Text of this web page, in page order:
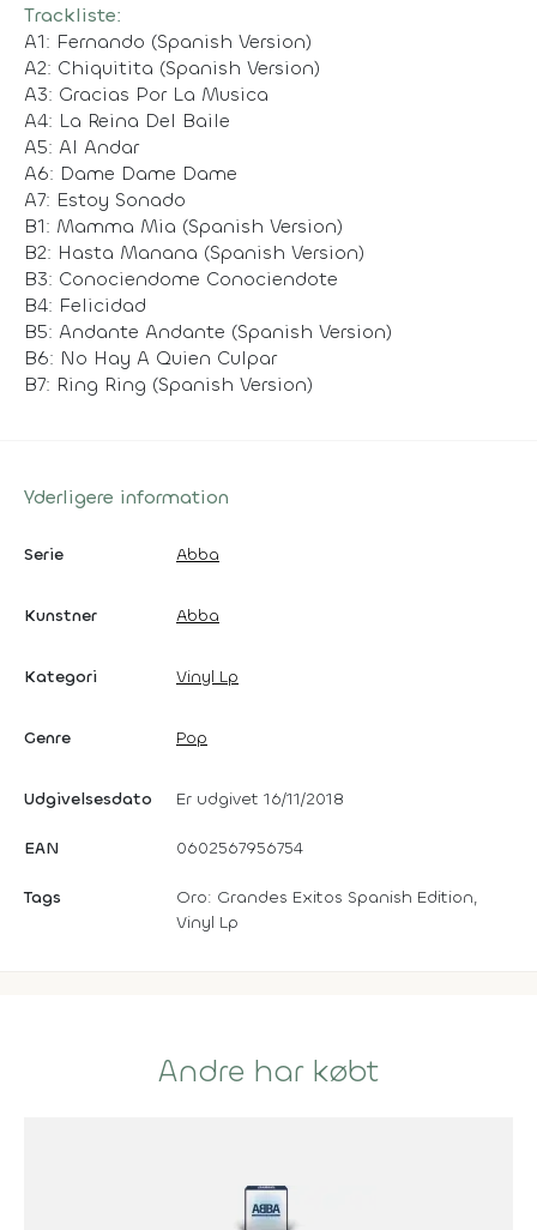
Trackliste:
A1: Fernando (Spanish Version)
A2: Chiquitita (Spanish Version)
A3: Gracias Por La Musica
A4: La Reina Del Baile
A5: Al Andar
A6: Dame Dame Dame
A7: Estoy Sonado
B1: Mamma Mia (Spanish Version)
B2: Hasta Manana (Spanish Version)
B3: Conociendome Conociendote
B4: Felicidad
B5: Andante Andante (Spanish Version)
B6: No Hay A Quien Culpar
B7: Ring Ring (Spanish Version)
Yderligere information
Serie Abba
Kunstner Abba
Kategori Vinyl Lp
Genre Pop
Udgivelsesdato Er udgivet 16/11/2018
EAN 0602567956754
Tags
Oro: Grandes Exitos Spanish Edition,
Vinyl Lp
Andre har købt